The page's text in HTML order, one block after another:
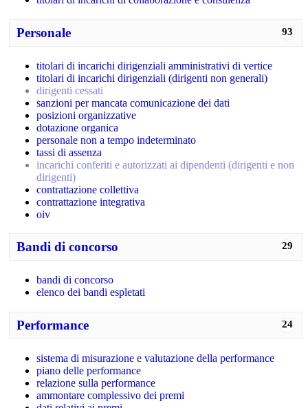
93
Personale
titolari di incarichi dirigenziali amministrativi di vertice
titolari di incarichi dirigenziali (dirigenti non generali)
dirigenti cessati
sanzioni per mancata comunicazione dei dati
posizioni organizzative
dotazione organica
personale non a tempo indeterminato
tassi di assenza
incarichi conferiti e autorizzati ai dipendenti (dirigenti e non
dirigenti)
contrattazione collettiva
contrattazione integrativa
oiv
29
Bandi di concorso
bandi di concorso
elenco dei bandi espletati
24
Performance
sistema di misurazione e valutazione della performance
piano delle performance
relazione sulla performance
ammontare complessivo dei premi